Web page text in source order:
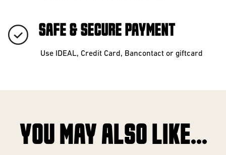
SAFE & SECURE PAYMENT
Use IDEAL, Credit Card, Bancontact or giftcard
YOU MAY ALSO LIKE...